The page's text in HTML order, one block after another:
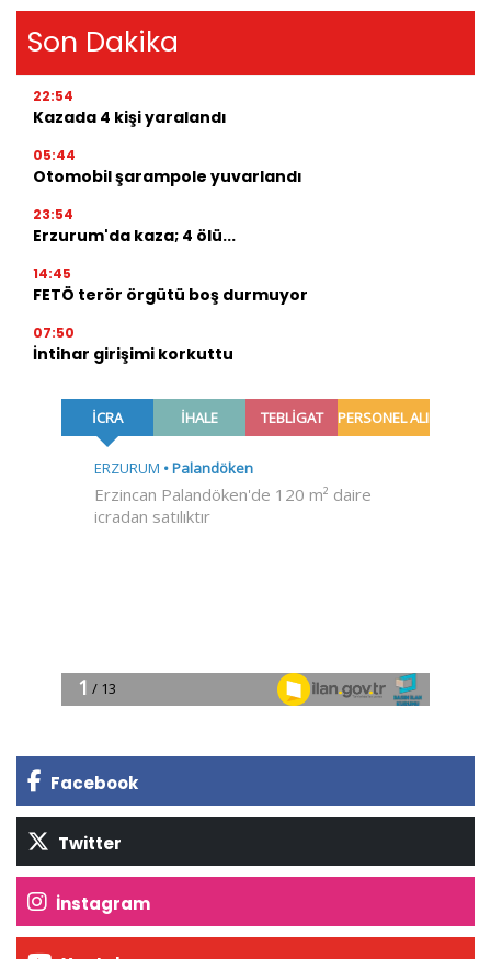
Son Dakika
22:54
Kazada 4 kişi yaralandı
05:44
Otomobil şarampole yuvarlandı
23:54
Erzurum'da kaza; 4 ölü...
14:45
FETÖ terör örgütü boş durmuyor
07:50
İntihar girişimi korkuttu
Facebook
Twitter
İnstagram